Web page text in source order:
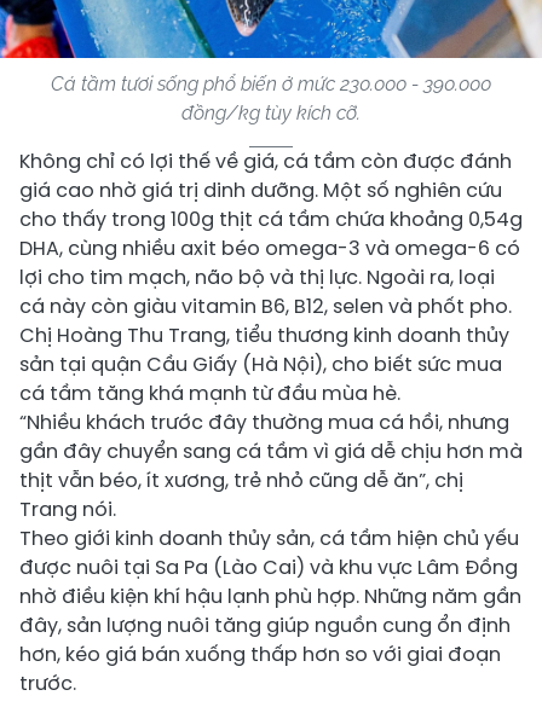
Cá tầm tươi sống phổ biến ở mức 230.000 - 390.000
đồng/kg tùy kích cỡ.
Không chỉ có lợi thế về giá, cá tầm còn được đánh
giá cao nhờ giá trị dinh dưỡng. Một số nghiên cứu
cho thấy trong 100g thịt cá tầm chứa khoảng 0,54g
DHA, cùng nhiều axit béo omega-3 và omega-6 có
lợi cho tim mạch, não bộ và thị lực. Ngoài ra, loại
cá này còn giàu vitamin B6, B12, selen và phốt pho.
Chị Hoàng Thu Trang, tiểu thương kinh doanh thủy
sản tại quận Cầu Giấy (Hà Nội), cho biết sức mua
cá tầm tăng khá mạnh từ đầu mùa hè.
“Nhiều khách trước đây thường mua cá hồi, nhưng
gần đây chuyển sang cá tầm vì giá dễ chịu hơn mà
thịt vẫn béo, ít xương, trẻ nhỏ cũng dễ ăn”, chị
Trang nói.
Theo giới kinh doanh thủy sản, cá tầm hiện chủ yếu
được nuôi tại Sa Pa (Lào Cai) và khu vực Lâm Đồng
nhờ điều kiện khí hậu lạnh phù hợp. Những năm gần
đây, sản lượng nuôi tăng giúp nguồn cung ổn định
hơn, kéo giá bán xuống thấp hơn so với giai đoạn
trước.